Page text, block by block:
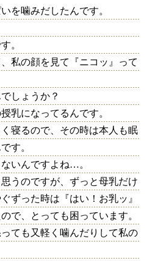
を噛みだしたんです。
。
私の顔を見て『ニコッ』って
しょうか？
乳になってるんです。
寝るので、その時は本人も眠
す。
いんですよね…。
うのですが、ずっと母乳だけ
ずった時は『はい！お乳ッ』
で、とっても困っています。
っても又軽く噛んだりして私の